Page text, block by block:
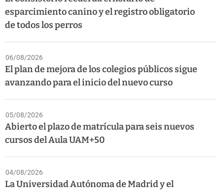
esparcimiento canino y el registro obligatorio
de todos los perros
06/08/2026
El plan de mejora de los colegios públicos sigue
avanzando para el inicio del nuevo curso
05/08/2026
Abierto el plazo de matrícula para seis nuevos
cursos del Aula UAM+50
04/08/2026
La Universidad Autónoma de Madrid y el